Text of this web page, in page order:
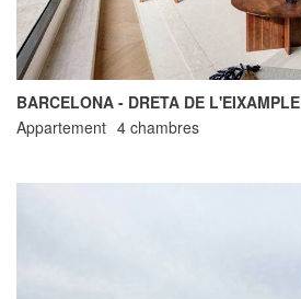
BARCELONA - DRETA DE L'EIXAMPLE
Appartement 4 chambres